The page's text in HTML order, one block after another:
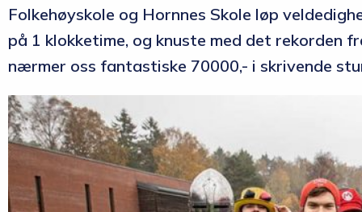
Folkehøyskole og Hornnes Skole løp
på 1 klokketime, og knuste med det rekorden
nærmer oss fantastiske 70000,- i skrivende